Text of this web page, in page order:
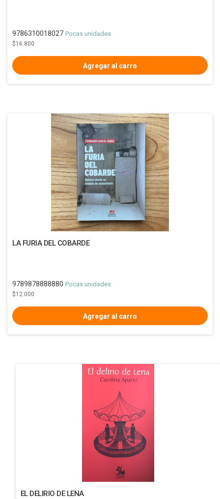
9786310018027 Pocas unidades
$16.800
LA FURIA DEL COBARDE
9789878888880 Pocas unidades
$12.000
EL DELIRIO DE LENA